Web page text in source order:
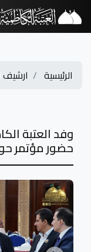
الرئيسية ارشيف
وفد العتبة
حضور مؤتمر